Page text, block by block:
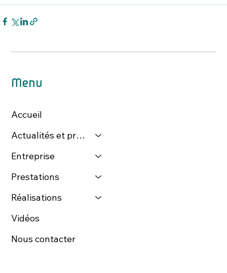
Menu
Accueil
Actualités et presse
Entreprise
Prestations
Réalisations
Vidéos
Nous contacter